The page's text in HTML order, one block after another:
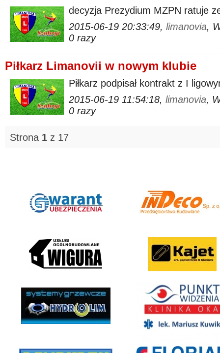
decyzja Prezydium MZPN ratuje
2015-06-19 20:33:49, limanovia,
0 razy
Piłkarz Limanovii w nowym klubie
Piłkarz podpisał kontrakt z I
2015-06-19 11:54:18, limanovia,
0 razy
Strona 1 z 17